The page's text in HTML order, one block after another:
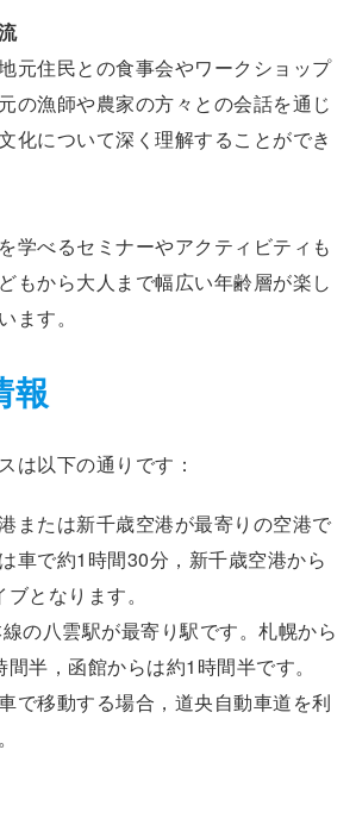
元住民との食事会やワークショップ
の漁師や農家の方々との会話を通じ
化について深く理解することができ
学べるセミナーやアクティビティも
もから大人まで幅広い年齢層が楽し
ます。
報
は以下の通りです：
または新千歳空港が最寄りの空港で
車で約1時間30分，新千歳空港から
となります。
線の八雲駅が最寄り駅です。札幌から
半，函館からは約1時間半です。
で移動する場合，道央自動車道を利